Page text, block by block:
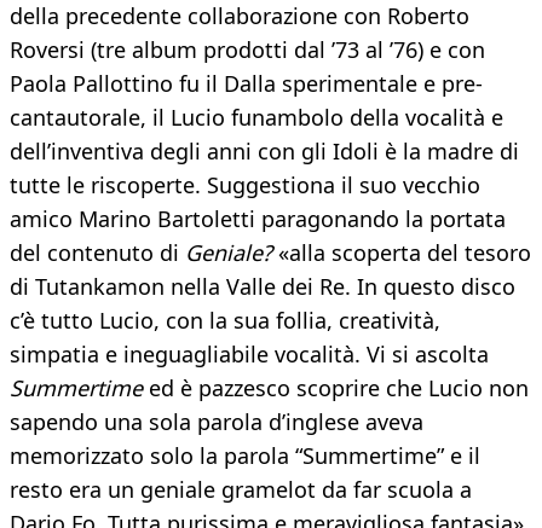
della precedente collaborazione con Roberto
Roversi (tre album prodotti dal ’73 al ’76) e con
Paola Pallottino fu il Dalla sperimentale e pre-
cantautorale, il Lucio funambolo della vocalità e
dell’inventiva degli anni con gli Idoli è la madre di
tutte le riscoperte. Suggestiona il suo vecchio
amico Marino Bartoletti paragonando la portata
del contenuto di Geniale?«alla scoperta del tesoro
di Tutankamon nella Valle dei Re. In questo disco
c’è tutto Lucio, con la sua follia, creatività,
simpatia e ineguagliabile vocalità. Vi si ascolta
Summertimeed è pazzesco scoprire che Lucio non
sapendo una sola parola d’inglese aveva
memorizzato solo la parola “Summertime” e il
resto era un geniale gramelot da far scuola a